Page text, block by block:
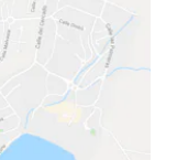
from Split